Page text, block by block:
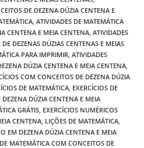
DE DEZENA DÚZIA CENTENA E
ATIVIDADES DE MATEMÁTICA
CENTENA E MEIA CENTENA ATIVIDADES
DEZENAS DÚZIAS CENTENAS E MEIAS
PARA IMPRIMIR ATIVIDADES
DÚZIA CENTENA E MEIA CENTENA
COM CONCEITOS DE DEZENA DÚZIA
DE MATEMÁTICA EXERCÍCIOS DE
DÚZIA CENTENA E MEIA
GRÁTIS EXERCÍCIOS NUMÉRICOS
CENTENA LIÇÕES DE MATEMÁTICA
EM DEZENA DÚZIA CENTENA E MEIA
MATEMÁTICA COM CONCEITOS DE